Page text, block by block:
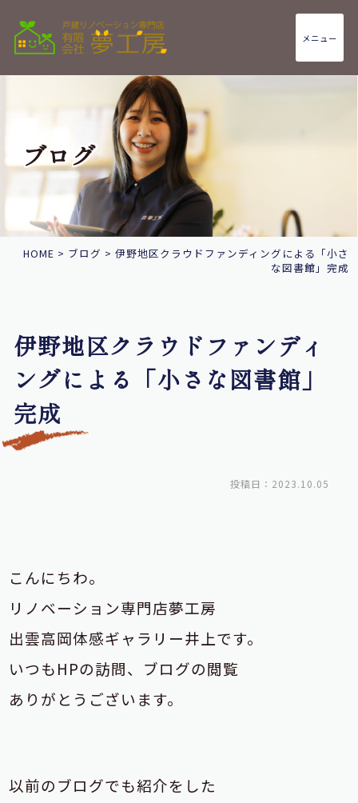
メニュー
ブログ
HOME > ブログ > 伊野地区クラウドファンディングによる「小さ
な図書館」完成
伊野地区クラウドファンディ
ングによる「小さな図書館」
完成
投稿日：2023.10.05
こんにちわ。
リノベーション専門店夢工房
出雲高岡体感ギャラリー井上です。
いつもHPの訪問、ブログの閲覧
ありがとうございます。
以前のブログでも紹介をした